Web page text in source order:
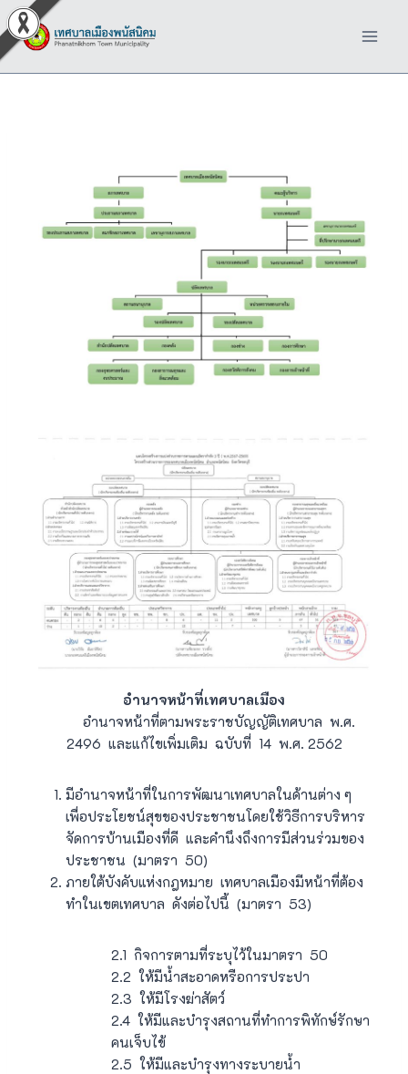
อำนาจหน้าที่เทศบาลเมือง
อำนาจหน้าที่ตามพระราชบัญญัติเทศบาล พ.ศ.
2496 และแก้ไขเพิ่มเติม ฉบับที่ 14 พ.ศ. 2562
มีอำนาจหน้าที่ในการพัฒนาเทศบาลในด้านต่าง ๆ
เพื่อประโยชน์สุขของประชาชนโดยใช้วิธีการบริหาร
จัดการบ้านเมืองที่ดี และคำนึงถึงการมีส่วนร่วมของ
ประชาชน (มาตรา 50)
ภายใต้บังคับแห่งกฎหมาย เทศบาลเมืองมีหน้าที่ต้อง
ทำในเขตเทศบาล ดังต่อไปนี้ (มาตรา 53)
2.1 กิจการตามที่ระบุไว้ในมาตรา 50
2.2 ให้มีน้ำสะอาดหรือการประปา
2.3 ให้มีโรงฆ่าสัตว์
2.4 ให้มีและบำรุงสถานที่ทำการพิทักษ์รักษา
คนเจ็บไข้
2.5 ให้มีและบำรุงทางระบายน้ำ